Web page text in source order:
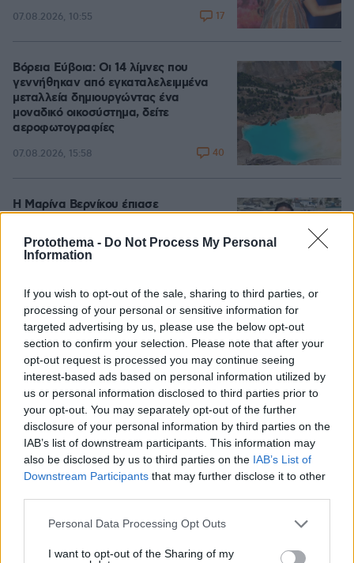
Protothema - Do Not Process My Personal
Information
If you wish to opt-out of the sale, sharing to third parties, or
processing of your personal or sensitive information for
targeted advertising by us, please use the below opt-out
section to confirm your selection. Please note that after your
opt-out request is processed you may continue seeing
interest-based ads based on personal information utilized by
us or personal information disclosed to third parties prior to
your opt-out. You may separately opt-out of the further
disclosure of your personal information by third parties on the
IAB’s list of downstream participants. This information may
also be disclosed by us to third parties on the IAB’s List of
Downstream Participants that may further disclose it to other
Please note that this website/app uses one or more Google
not limited to your visit or usage behaviour. You may click to
Personal Data Processing Opt Outs
I want to opt-out of the Sharing of my
07.08.2026, 10:55 17
Βόρεια Εύβοια: Οι 14 λίμνες που
γεννήθηκαν από εγκαταλελειμμένα
μεταλλεία δημιουργώντας ένα
μοναδικό οικοσύστημα, δείτε
αεροφωτογραφίες
07.08.2026, 15:58 40
Η Μαρίνα Βερνίκου έπιασε
λόγος να φοβόμαστε ή να
αποφεύγουμε τη θάλασσα, λέει
Games
Cut The Rope
ΔΕΙΤΕ ΟΛΑ ΤΑ GAMES